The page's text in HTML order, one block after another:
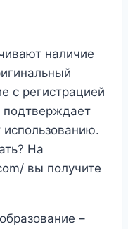
наличие
с регистрацией
подтверждает
использованию.
На
вы получите
–